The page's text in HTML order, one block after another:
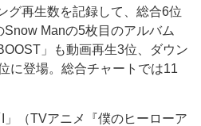
グ再生数を記録して、総合6位
Manの5枚目のアルバム
」も動画再生3位、ダウン
に登場。総合チャートでは11
（TVアニメ『僕のヒーローア